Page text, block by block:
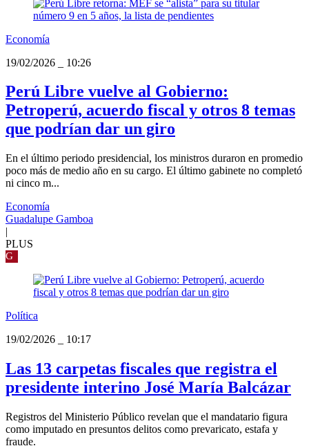
Economía
19/02/2026
10:26
Perú Libre vuelve al Gobierno:
Petroperú, acuerdo fiscal y otros 8 temas
que podrían dar un giro
En el último periodo presidencial, los ministros duraron en promedio
poco más de medio año en su cargo. El último gabinete no completó
ni cinco m...
Economía
Guadalupe Gamboa
|
PLUS
G
Política
19/02/2026
10:17
Las 13 carpetas fiscales que registra el
presidente interino José María Balcázar
Registros del Ministerio Público revelan que el mandatario figura
como imputado en presuntos delitos como prevaricato, estafa y
fraude.